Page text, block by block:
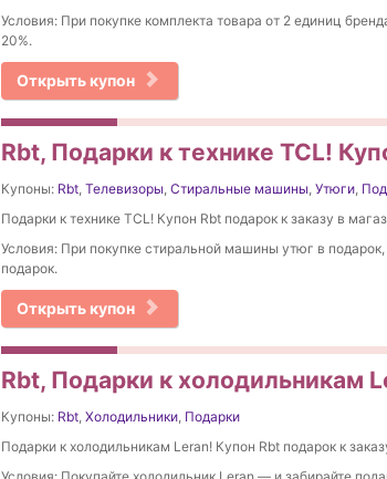
Условия: При покупке комплекта товара от 2 единиц
20%.
Открыть купон
Rbt, Подарки к технике TCL!
Купоны: Rbt, Телевизоры, Стиральные машины, Утюги,
Подарки к технике TCL! Купон Rbt подарок к заказу в
Условия: При покупке стиральной машины утюг в
подарок.
Открыть купон
Rbt, Подарки к холодильникам
Купоны: Rbt, Холодильники, Подарки
Подарки к холодильникам Leran! Купон Rbt подарок к